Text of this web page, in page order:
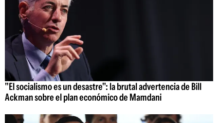
"El socialismo es un desastre": la brutal advertencia de Bill
Ackman sobre el plan económico de Mamdani